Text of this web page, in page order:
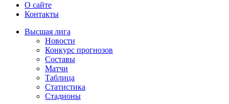
О сайте
Контакты
Высшая лига
Новости
Конкурс прогнозов
Составы
Матчи
Таблица
Статистика
Стадионы